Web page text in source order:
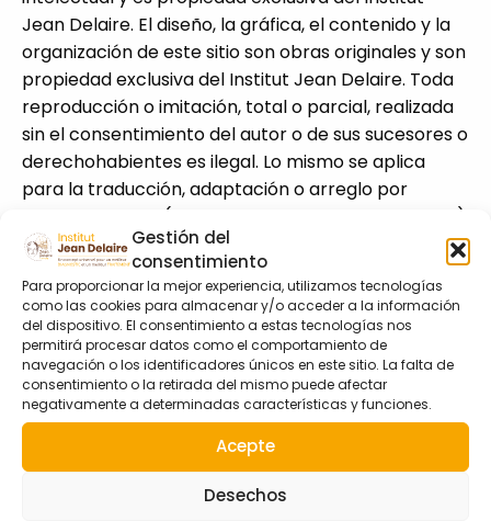
Gestión del
consentimiento
Para proporcionar la mejor experiencia, utilizamos tecnologías
como las cookies para almacenar y/o acceder a la información
del dispositivo. El consentimiento a estas tecnologías nos
permitirá procesar datos como el comportamiento de
navegación o los identificadores únicos en este sitio. La falta de
consentimiento o la retirada del mismo puede afectar
negativamente a determinadas características y funciones.
Acepte
Desechos
Jean Delaire. El diseño, la gráfica, el contenido y la
organización de este sitio son obras originales y son
propiedad exclusiva del Institut Jean Delaire. Toda
reproducción o imitación, total o parcial, realizada
sin el consentimiento del autor o de sus sucesores o
derechohabientes es ilegal. Lo mismo se aplica
para la traducción, adaptación o arreglo por
cualquier medio (Ley 57298 del 11 de marzo de 1957).
Hipervínculos a sitios de terceros
El Institut Jean Delaire no ejerce ningún control
sobre el contenido de los sitios de terceros. La
existencia de un hipervínculo entre el Institut Jean
Delaire y un sitio de terceros no implica en ningún
caso el control del contenido del sitio de terceros
por parte del Institut Jean Delaire.
Exención de responsabilidad